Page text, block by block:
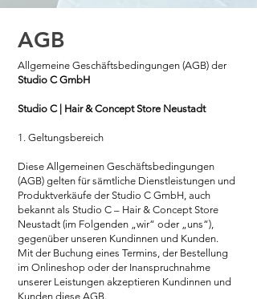
AGB
Allgemeine Geschäftsbedingungen (AGB) der
Studio C GmbH
Studio C | Hair & Concept Store Neustadt
1. Geltungsbereich
Diese Allgemeinen Geschäftsbedingungen
(AGB) gelten für sämtliche Dienstleistungen und
Produktverkäufe der Studio C GmbH, auch
bekannt als Studio C – Hair & Concept Store
Neustadt (im Folgenden „wir“ oder „uns“),
gegenüber unseren Kundinnen und Kunden.
Mit der Buchung eines Termins, der Bestellung
im Onlineshop oder der Inanspruchnahme
unserer Leistungen akzeptieren Kundinnen und
Kunden diese AGB.